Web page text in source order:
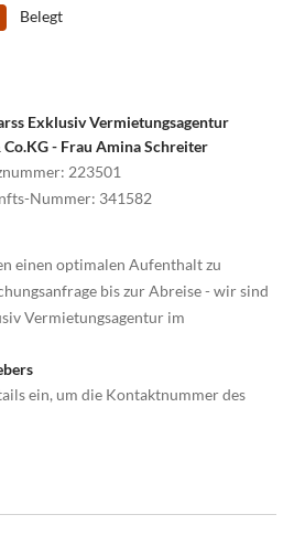
Belegt
Exklusiv Vermietungsagentur
Co.KG - Frau Amina Schreiter
: 223501
Nummer: 341582
einen optimalen Aufenthalt zu
bis zur Abreise - wir sind
Vermietungsagentur im
ein, um die Kontaktnummer des